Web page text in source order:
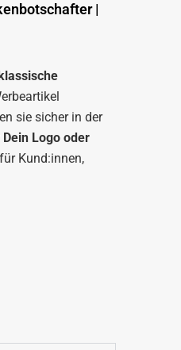
|
sie sicher in der
Logo oder
Kund:innen,